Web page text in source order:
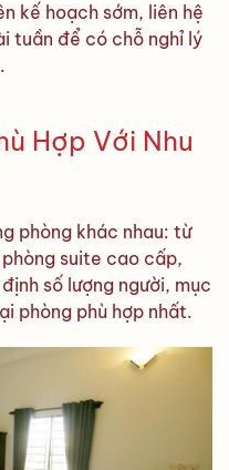
kế hoạch sớm, liên hệ
tuần để có chỗ nghỉ lý
Hợp Với Nhu
phòng khác nhau: từ
suite cao cấp,
số lượng người, mục
phòng phù hợp nhất.